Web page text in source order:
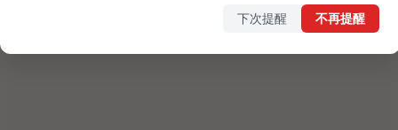
下次提醒 不再提醒